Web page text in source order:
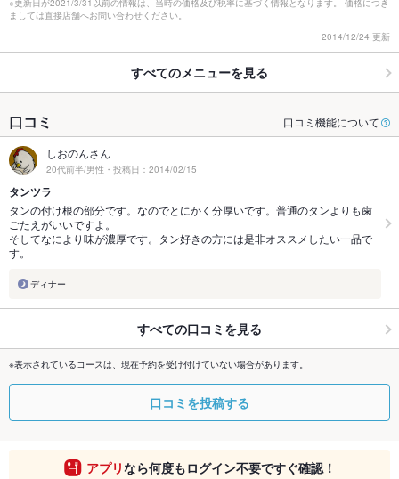
※更新日が2021/3/31以前の情報は、当時の価格及び税率に基づく情報となります。 価格につき
ましては直接店舗へお問い合わせください。
2014/12/24 更新
すべてのメニューを見る
口コミ 口コミ機能について
しおのんさん
20代前半/男性・投稿日：2014/02/15
タンツラ
タンの付け根の部分です。なのでとにかく分厚いです。普通のタンよりも歯
ごたえがいいですよ。
そしてなにより味が濃厚です。タン好きの方には是非オススメしたい一品で
す。
ディナー
すべての口コミを見る
※表示されているコースは、現在予約を受け付けていない場合があります。
口コミを投稿する
アプリなら何度もログイン不要ですぐ確認！